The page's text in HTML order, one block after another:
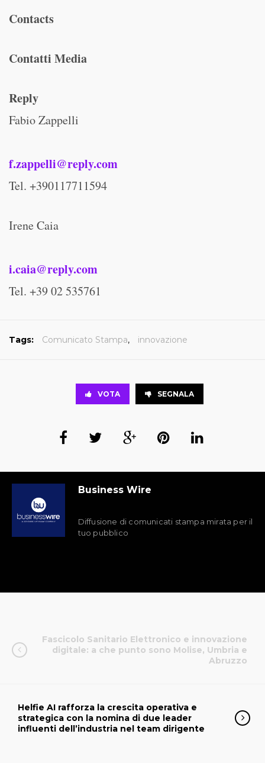
Contacts
Contatti Media
Reply
Fabio Zappelli
f.zappelli@reply.com
Tel. +390117711594
Irene Caia
i.caia@reply.com
Tel. +39 02 535761
Tags: Comunicato Stampa, innovazione
VOTA SEGNALA
Business Wire
Diffusione di comunicati stampa mirata per il
tuo pubblico
Fascicolo Sanitario Elettronico e innovazione
digitale: a che punto sono Molise, Umbria e
Abruzzo
Helfie AI rafforza la crescita operativa e
strategica con la nomina di due leader
influenti dell’industria nel team dirigente